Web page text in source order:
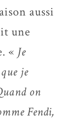
aussi
une
« Je
je
on
Fendi,